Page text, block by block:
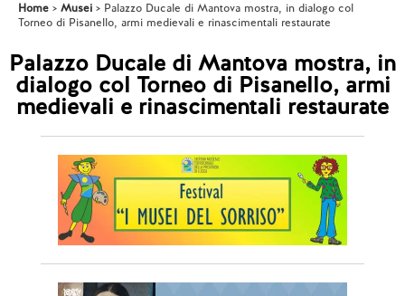
Home Musei
Palazzo Ducale di Mantova mostra, in dialogo col
Torneo di Pisanello, armi medievali e rinascimentali restaurate
Palazzo Ducale di Mantova mostra, in
dialogo col Torneo di Pisanello, armi
medievali e rinascimentali restaurate